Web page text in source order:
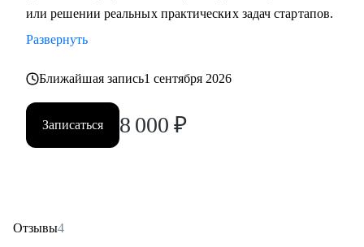
или решении реальных практических задач стартапов.
Развернуть
Ближайшая запись1 сентября 2026
Записаться 8 000 ₽
Отзывы4